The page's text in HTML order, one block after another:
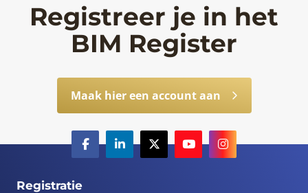
Registreer je in het
BIM Register
Maak hier een account aan
Registratie